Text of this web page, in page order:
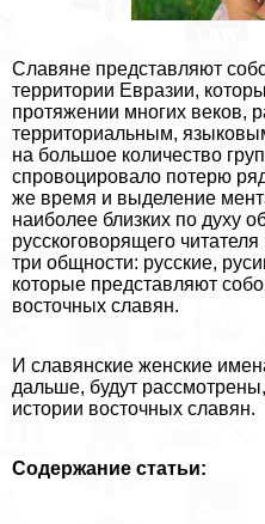
Славяне представляют
территории Евразии,
протяжении многих веков,
территориальным,
на большое количество
спровоцировало потерю
же время и выделение
наиболее близких по духу
русскоговорящего
три общности: русские,
которые представляют
восточных славян.
И славянские женские
дальше, будут
истории восточных славян.
Содержание статьи: